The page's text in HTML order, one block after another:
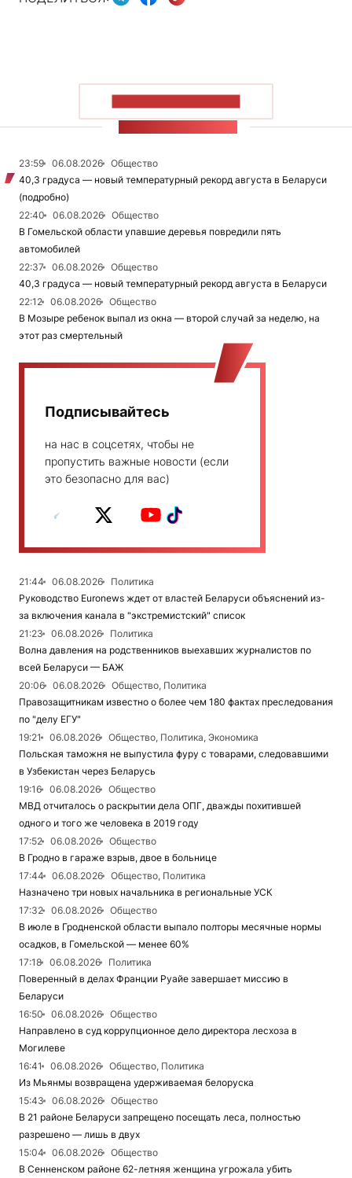
23:59 06.08.2026
Общество
40,3 градуса — новый температурный рекорд августа в Беларуси
(подробно)
22:40
06.08.2026
Общество
В Гомельской области упавшие деревья повредили пять
автомобилей
22:37
06.08.2026
Общество
40,3 градуса — новый температурный рекорд августа в Беларуси
22:12
06.08.2026
Общество
В Мозыре ребенок выпал из окна — второй случай за неделю, на
этот раз смертельный
Подписывайтесь
на нас в соцсетях, чтобы не
пропустить важные новости (если
это безопасно для вас)
21:44 06.08.2026
Политика
Руководство Euronews ждет от властей Беларуси объяснений из-
за включения канала в "экстремистский" список
21:23
06.08.2026
Политика
Волна давления на родственников выехавших журналистов по
всей Беларуси — БАЖ
20:06
06.08.2026
Общество, Политика
Правозащитникам известно о более чем 180 фактах преследования
по "делу ЕГУ"
19:21
06.08.2026
Общество, Политика, Экономика
Польская таможня не выпустила фуру с товарами, следовавшими
в Узбекистан через Беларусь
19:16
06.08.2026
Общество
МВД отчиталось о раскрытии дела ОПГ, дважды похитившей
одного и того же человека в 2019 году
17:52
06.08.2026
Общество
В Гродно в гараже взрыв, двое в больнице
17:44
06.08.2026
Общество, Политика
Назначено три новых начальника в региональные УСК
17:32
06.08.2026
Общество
В июле в Гродненской области выпало полторы месячные нормы
осадков, в Гомельской — менее 60%
17:18
06.08.2026
Политика
Поверенный в делах Франции Руайе завершает миссию в
Беларуси
16:50
06.08.2026
Общество
Направлено в суд коррупционное дело директора лесхоза в
Могилеве
16:41
06.08.2026
Общество, Политика
Из Мьянмы возвращена удерживаемая белоруска
15:43
06.08.2026
Общество
В 21 районе Беларуси запрещено посещать леса, полностью
разрешено — лишь в двух
15:04
06.08.2026
Общество
В Сенненском районе 62-летняя женщина угрожала убить